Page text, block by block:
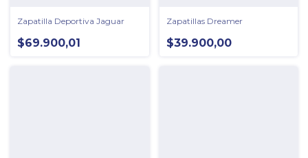
Zapatilla Deportiva Jaguar
$69.900,01
Zapatillas Dreamer
$39.900,00